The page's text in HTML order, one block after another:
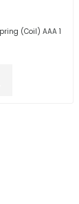
(Coil) AAA 1